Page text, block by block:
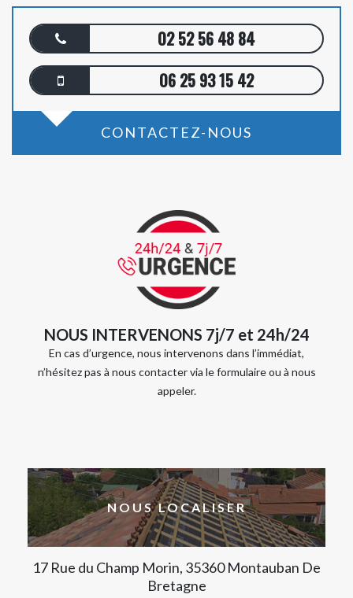
02 52 56 48 84
06 25 93 15 42
CONTACTEZ-NOUS
NOUS INTERVENONS 7j/7 et 24h/24
En cas d’urgence, nous intervenons dans l’immédiat,
n’hésitez pas à nous contacter via le formulaire ou à nous
appeler.
NOUS LOCALISER
17 Rue du Champ Morin, 35360 Montauban De
Bretagne